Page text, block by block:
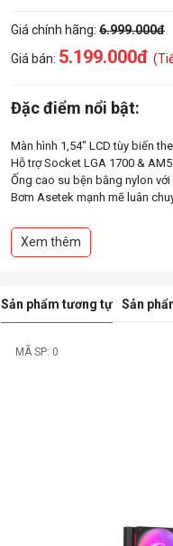
Giá chính hãng: 6.999.000đ
Giá bán: 5.199.000đ
Đặc điểm nổi bật:
Màn hình 1,54" LCD tùy biến
Hỗ trợ Socket LGA 1700 & AM5
Ống cao su bện bằng nylon
Bơm Asetek mạnh mẽ luân
Xem thêm
Sản phẩm tương tự Sản
MÃ SP: 0